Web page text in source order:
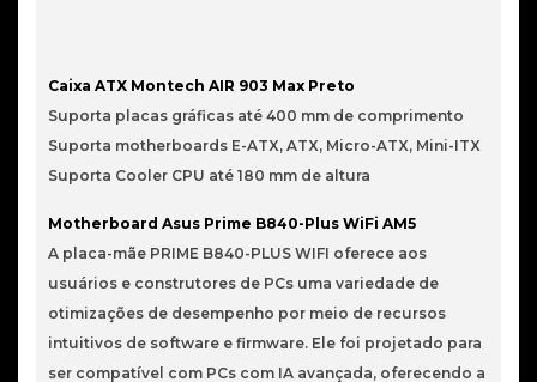
Caixa ATX Montech AIR 903 Max Preto
Suporta placas gráficas até 400 mm de comprimento
Suporta motherboards E-ATX, ATX, Micro-ATX, Mini-ITX
Suporta Cooler CPU até 180 mm de altura
Motherboard Asus Prime B840-Plus WiFi AM5
A placa-mãe PRIME B840-PLUS WIFI oferece aos
usuários e construtores de PCs uma variedade de
otimizações de desempenho por meio de recursos
intuitivos de software e firmware. Ele foi projetado para
ser compatível com PCs com IA avançada, oferecendo a